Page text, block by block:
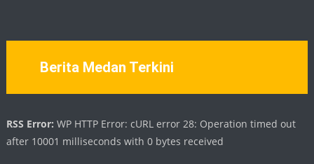
Berita Medan Terkini
RSS Error: WP HTTP Error: cURL error 28: Operation timed out
after 10001 milliseconds with 0 bytes received